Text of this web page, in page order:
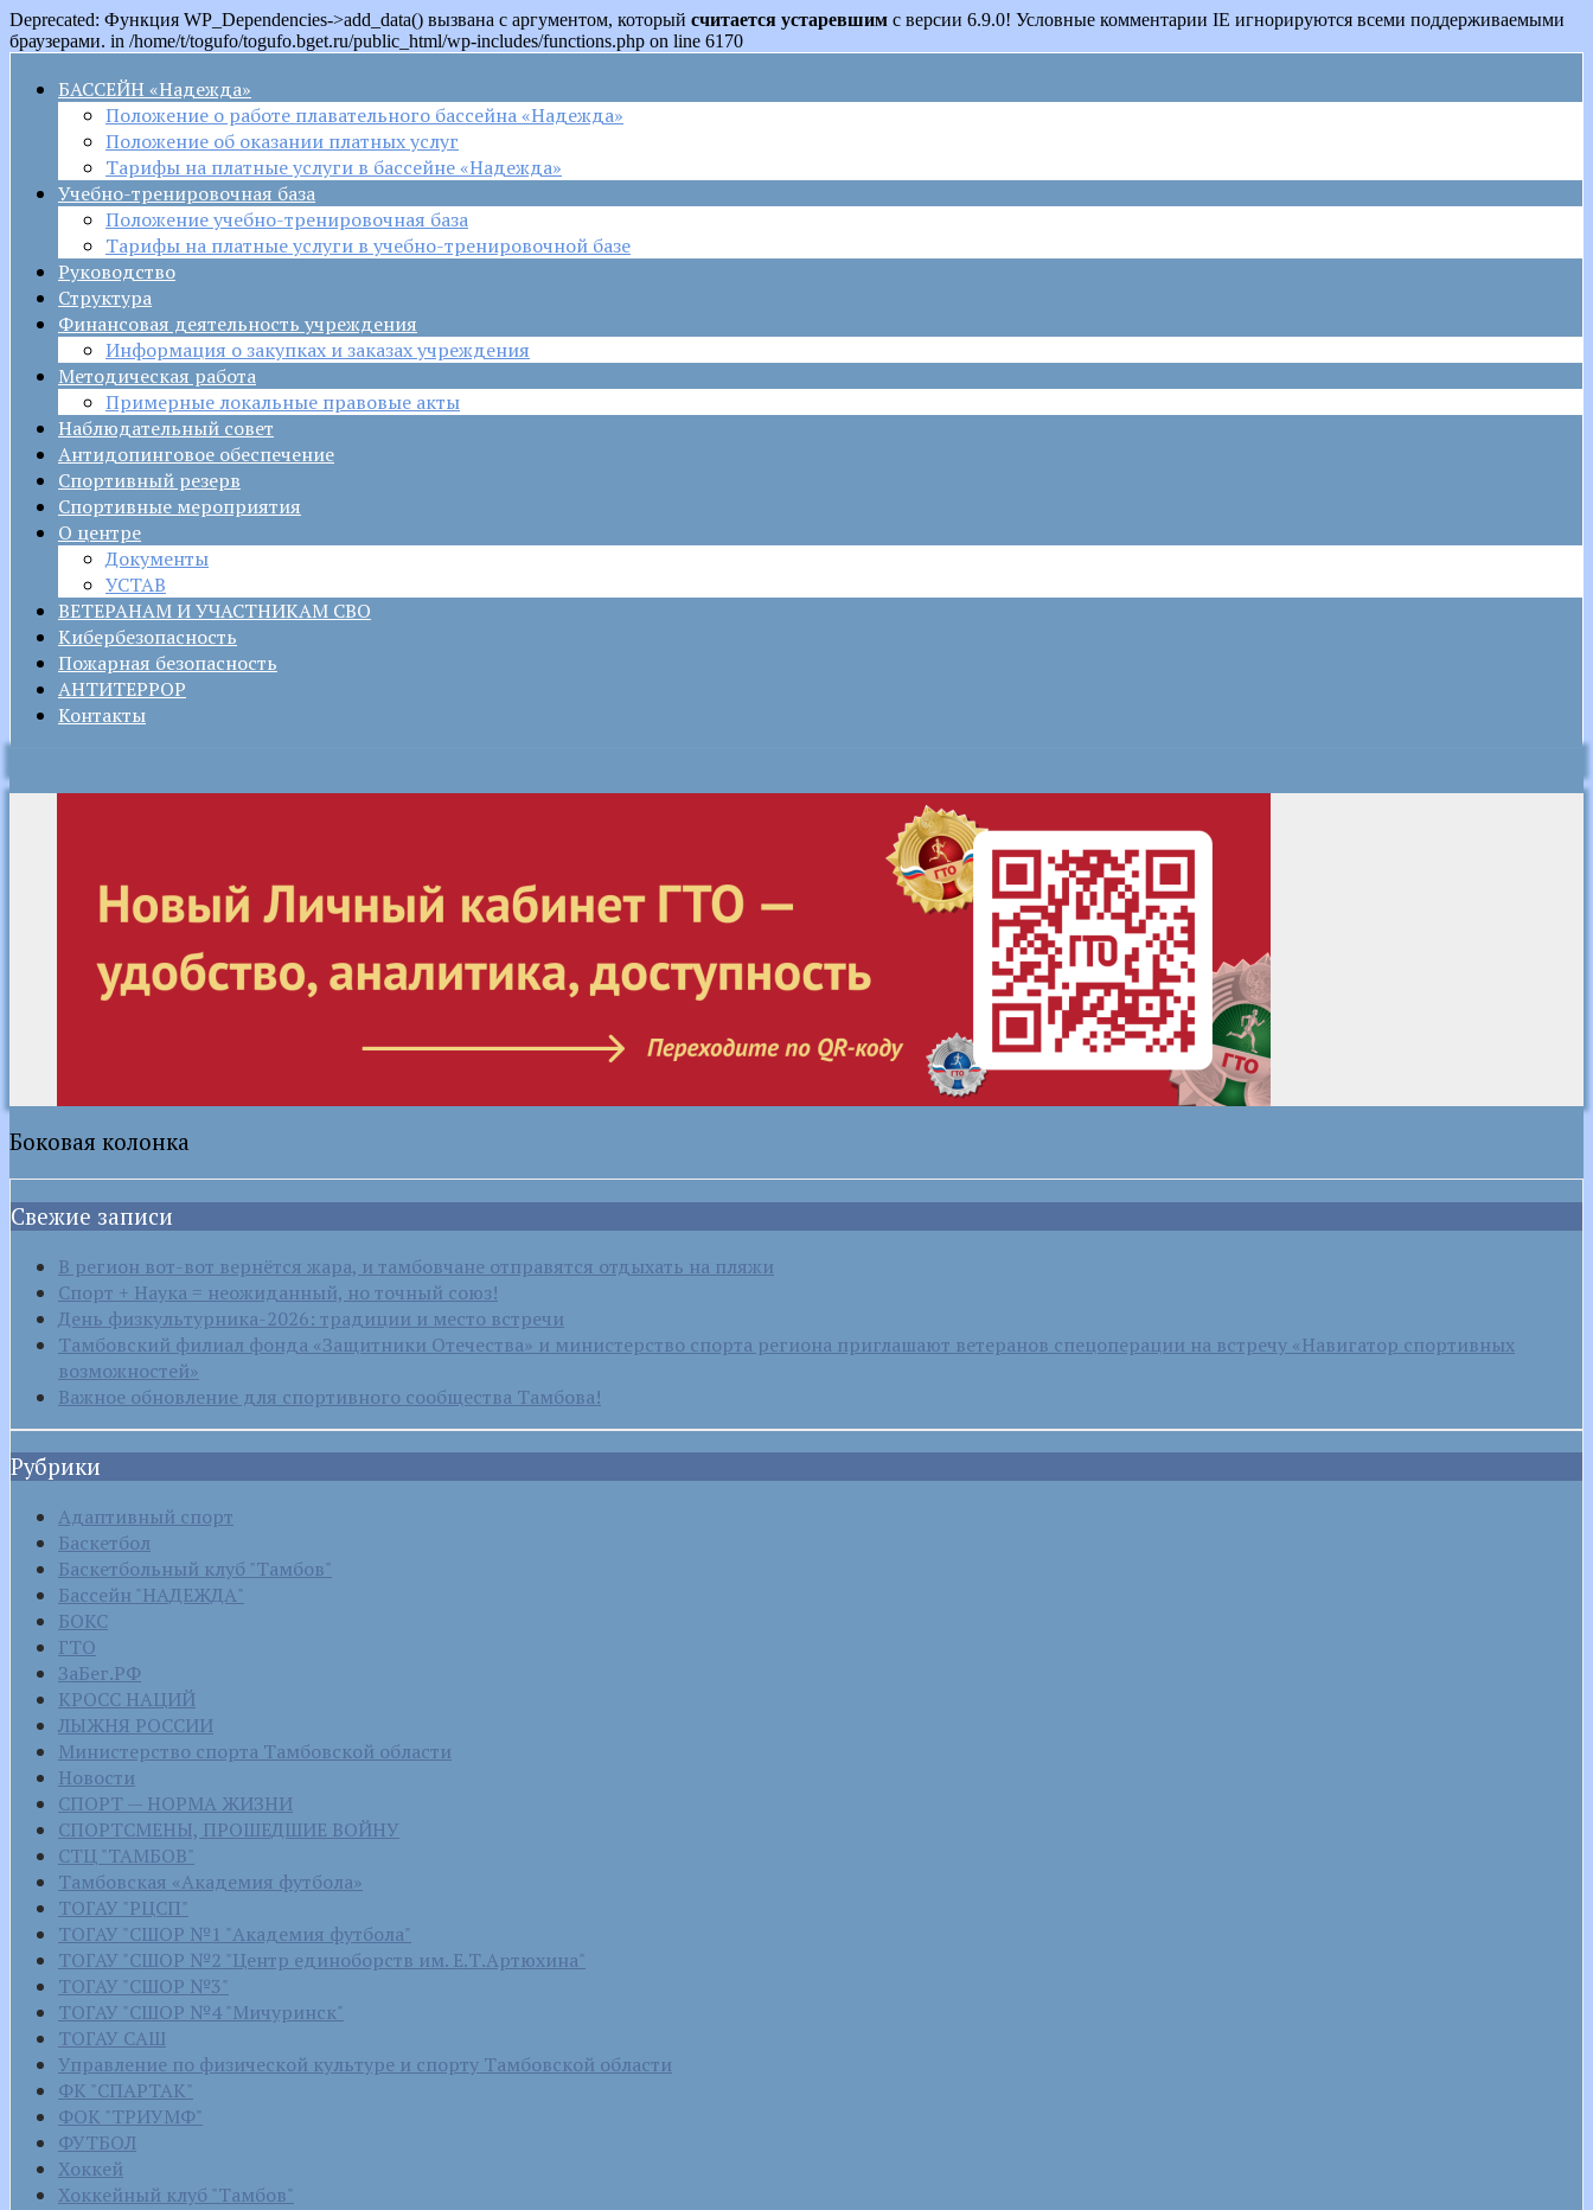
Deprecated: Функция WP_Dependencies->add_data() вызвана с аргументом, который считается устаревшим с версии 6.9.0! Условные комментарии IE игнорируются всеми поддерживаемыми
браузерами. in /home/t/togufo/togufo.bget.ru/public_html/wp-includes/functions.php on line 6170
БАССЕЙН «Надежда»
Положение о работе плавательного бассейна «Надежда»
Положение об оказании платных услуг
Тарифы на платные услуги в бассейне «Надежда»
Учебно-тренировочная база
Положение учебно-тренировочная база
Тарифы на платные услуги в учебно-тренировочной базе
Руководство
Структура
Финансовая деятельность учреждения
Информация о закупках и заказах учреждения
Методическая работа
Примерные локальные правовые акты
Наблюдательный совет
Антидопинговое обеспечение
Спортивный резерв
Спортивные мероприятия
О центре
Документы
УСТАВ
ВЕТЕРАНАМ И УЧАСТНИКАМ СВО
Кибербезопасность
Пожарная безопасность
АНТИТЕРРОР
Контакты
Боковая колонка
Свежие записи
В регион вот-вот вернётся жара, и тамбовчане отправятся отдыхать на пляжи
Спорт + Наука = неожиданный, но точный союз!
День физкультурника-2026: традиции и место встречи
Тамбовский филиал фонда «Защитники Отечества» и министерство спорта региона приглашают ветеранов спецоперации на встречу «Навигатор спортивных
возможностей»
Важное обновление для спортивного сообщества Тамбова!
Рубрики
Адаптивный спорт
Баскетбол
Баскетбольный клуб "Тамбов"
Бассейн "НАДЕЖДА"
БОКС
ГТО
ЗаБег.РФ
КРОСС НАЦИЙ
ЛЫЖНЯ РОССИИ
Министерство спорта Тамбовской области
Новости
СПОРТ — НОРМА ЖИЗНИ
СПОРТСМЕНЫ, ПРОШЕДШИЕ ВОЙНУ
СТЦ "ТАМБОВ"
Тамбовская «Академия футбола»
ТОГАУ "РЦСП"
ТОГАУ "СШОР №1 "Академия футбола"
ТОГАУ "СШОР №2 "Центр единоборств им. Е.Т.Артюхина"
ТОГАУ "СШОР №3"
ТОГАУ "СШОР №4 "Мичуринск"
ТОГАУ САШ
Управление по физической культуре и спорту Тамбовской области
ФК "СПАРТАК"
ФОК "ТРИУМФ"
ФУТБОЛ
Хоккей
Хоккейный клуб "Тамбов"